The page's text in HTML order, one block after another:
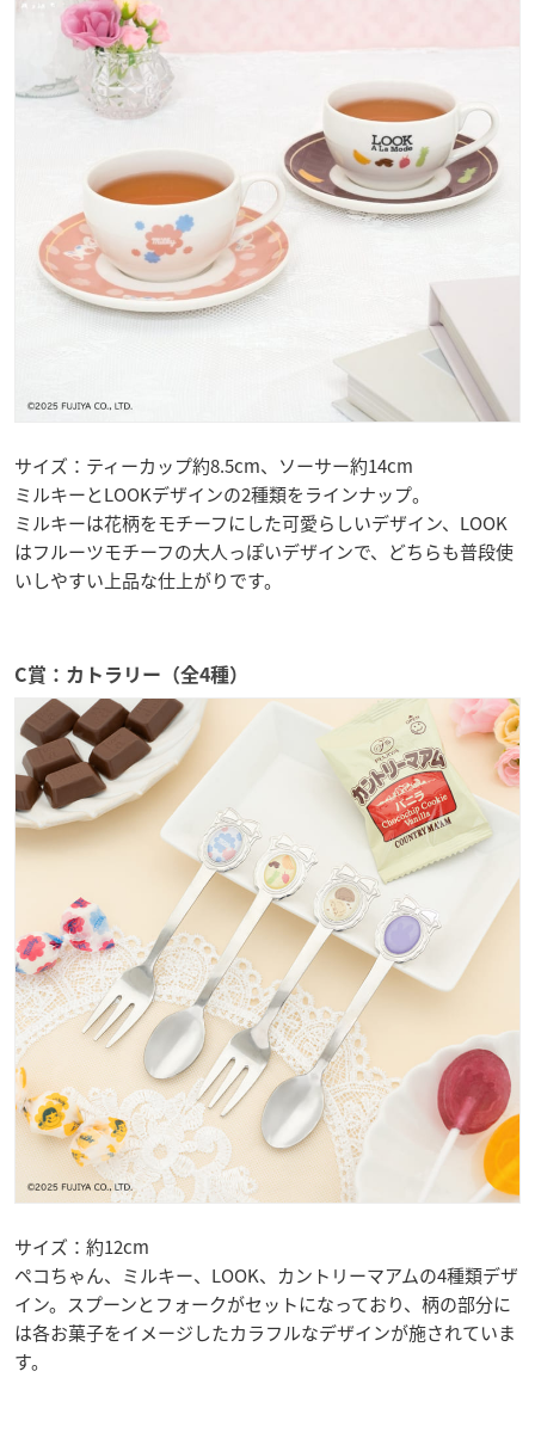
サイズ：ティーカップ約8.5cm、ソーサー約14cm
ミルキーとLOOKデザインの2種類をラインナップ。
ミルキーは花柄をモチーフにした可愛らしいデザイン、LOOK
はフルーツモチーフの大人っぽいデザインで、どちらも普段使
いしやすい上品な仕上がりです。
C賞：カトラリー（全4種）
サイズ：約12cm
ペコちゃん、ミルキー、LOOK、カントリーマアムの4種類デザ
イン。スプーンとフォークがセットになっており、柄の部分に
は各お菓子をイメージしたカラフルなデザインが施されていま
す。